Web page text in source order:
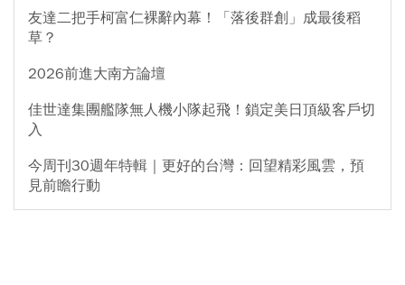
友達二把手柯富仁裸辭內幕！「落後群創」成最後稻
草？
2026前進大南方論壇
佳世達集團艦隊無人機小隊起飛！鎖定美日頂級客戶切
入
今周刊30週年特輯｜更好的台灣：回望精彩風雲，預
見前瞻行動